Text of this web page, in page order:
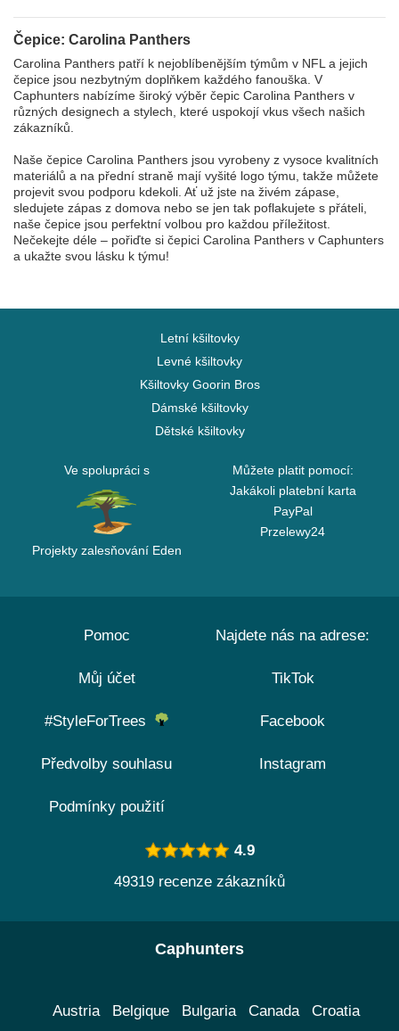
Čepice: Carolina Panthers
Carolina Panthers patří k nejoblíbenějším týmům v NFL a jejich
čepice jsou nezbytným doplňkem každého fanouška. V
Caphunters nabízíme široký výběr čepic Carolina Panthers v
různých designech a stylech, které uspokojí vkus všech našich
zákazníků.
Naše čepice Carolina Panthers jsou vyrobeny z vysoce kvalitních
materiálů a na přední straně mají vyšité logo týmu, takže můžete
projevit svou podporu kdekoli. Ať už jste na živém zápase,
sledujete zápas z domova nebo se jen tak poflakujete s přáteli,
naše čepice jsou perfektní volbou pro každou příležitost.
Nečekejte déle – pořiďte si čepici Carolina Panthers v Caphunters
a ukažte svou lásku k týmu!
Letní kšiltovky
Levné kšiltovky
Kšiltovky Goorin Bros
Dámské kšiltovky
Dětské kšiltovky
Ve spolupráci s
Projekty zalesňování Eden
Můžete platit pomocí:
Jakákoli platební karta
PayPal
Przelewy24
Pomoc
Můj účet
#StyleForTrees
Předvolby souhlasu
Podmínky použití
Najdete nás na adrese:
TikTok
Facebook
Instagram
4.9
49319 recenze zákazníků
Caphunters
Austria Belgique Bulgaria Canada Croatia